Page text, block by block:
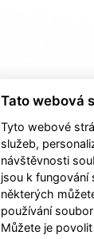
Tato webová
Tyto webové
služeb,
návštěvnosti
jsou k fungování
některých
používání
Můžete je